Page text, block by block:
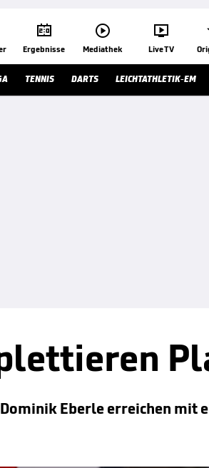

Ergebnisse

Mediathek

Live TV
TENNIS DARTS LEICHTATHLETIK-EM
Eberle erreichen